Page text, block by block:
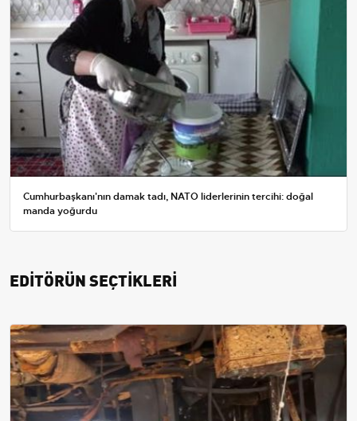
Cumhurbaşkanı'nın damak tadı, NATO liderlerinin tercihi: doğal
manda yoğurdu
EDİTÖRÜN SEÇTİKLERİ